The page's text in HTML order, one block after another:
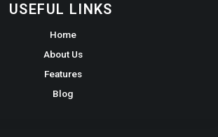
USEFUL LINKS
Home
About Us
Features
Blog